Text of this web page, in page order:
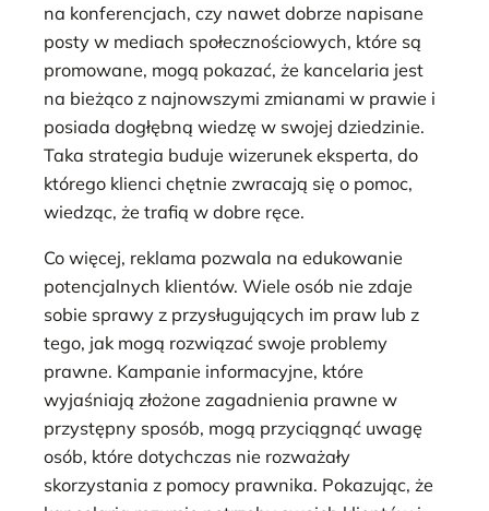
na konferencjach, czy nawet dobrze napisane
posty w mediach społecznościowych, które są
promowane, mogą pokazać, że kancelaria jest
na bieżąco z najnowszymi zmianami w prawie i
posiada dogłębną wiedzę w swojej dziedzinie.
Taka strategia buduje wizerunek eksperta, do
którego klienci chętnie zwracają się o pomoc,
wiedząc, że trafią w dobre ręce.
Co więcej, reklama pozwala na edukowanie
potencjalnych klientów. Wiele osób nie zdaje
sobie sprawy z przysługujących im praw lub z
tego, jak mogą rozwiązać swoje problemy
prawne. Kampanie informacyjne, które
wyjaśniają złożone zagadnienia prawne w
przystępny sposób, mogą przyciągnąć uwagę
osób, które dotychczas nie rozważały
skorzystania z pomocy prawnika. Pokazując, że